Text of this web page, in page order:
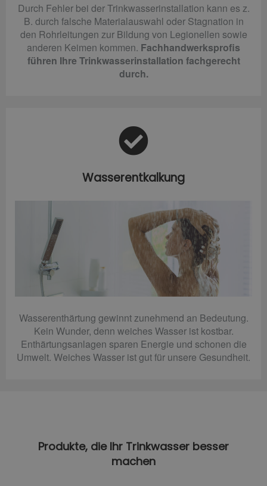
Durch Fehler bei der Trinkwasserinstallation kann es z.
B. durch falsche Materialauswahl oder Stagnation in
den Rohrleitungen zur Bildung von Legionellen sowie
anderen Keimen kommen. Fachhandwerksprofis
führen Ihre Trinkwasserinstallation fachgerecht
durch.
Wasserentkalkung
Wasserenthärtung gewinnt zunehmend an Bedeutung.
Kein Wunder, denn weiches Wasser ist kostbar.
Enthärtungsanlagen sparen Energie und schonen die
Umwelt. Weiches Wasser ist gut für unsere Gesundheit.
Produkte, die Ihr Trinkwasser besser
machen